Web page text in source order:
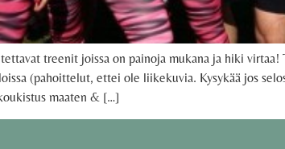
treenit joissa on painoja mukana ja hiki virtaa!
(pahoittelut, ettei ole liikekuvia. Kysykää jos
maaten & […]